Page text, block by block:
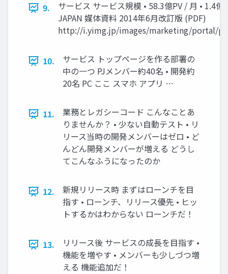
9.
サービス サービス規模 • 58.3億PV / 月 • 1.4
JAPAN 媒体資料 2014年6月改訂版 (PDF)
http://i.yimg.jp/images/marketing/portal/
10.
サービス トップページを作る部署の
中の一つ PJメンバー約40名 • 開発約
20名 PC ここ スマホ アプリ …
11.
業務とレガシーコード こんなことあ
りませんか？ • 少ない自動テスト • リ
リース当時の開発メンバーはゼロ • ど
んどん開発メンバーが増える どうし
てこんなふうになったのか
12.
新規リリース時 まずはローンチを目
指す • ローンチ、リリース優先 • ヒッ
トするかはわからない ローンチだ！
13.
リリース後 サービスの成長を目指す •
機能を増やす • メンバーも少しづつ増
える 機能追加だ！